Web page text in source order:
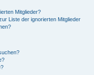
Mitglieder?
Liste der ignorierten Mitglieder